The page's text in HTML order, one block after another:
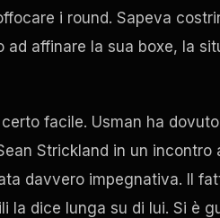
i round. Sapeva
ad affinare la sua boxe, la
facile. Usman ha
Strickland in un
davvero impegnativa. Il
la dice lunga su di lui. Si è